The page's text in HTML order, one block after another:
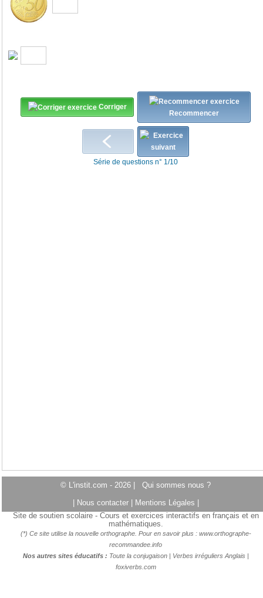
Corriger
Recommencer
Série de questions n° 1/10
© L'instit.com - 2026 | Qui sommes nous ?
Nous contacter Mentions Légales
Site de soutien scolaire - Cours et exercices interactifs en français et en
mathématiques.
(*) Ce site utilise la nouvelle orthographe. Pour en savoir plus : www.orthographe-
recommandee.info
Nos autres sites éducatifs : Toute la conjugaison| Verbes irréguliers Anglais |
foxiverbs.com